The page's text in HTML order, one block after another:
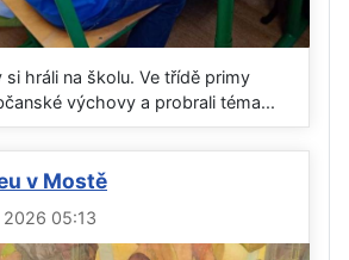
si hráli na školu. Ve třídě primy
výchovy a probrali téma...
v Mostě
05:13